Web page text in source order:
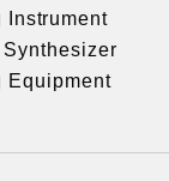
Instrument
Equipment